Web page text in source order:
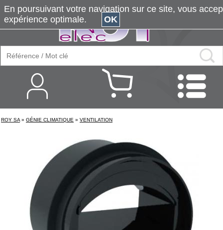
ROY SA » GÉNIE CLIMATIQUE » VENTILATION
En poursuivant votre navigation sur ce site, vous
expérience optimale.
OK